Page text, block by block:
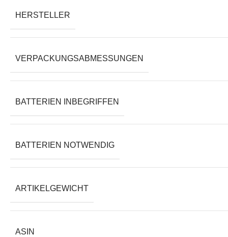
HERSTELLER
VERPACKUNGSABMESSUNGEN
BATTERIEN INBEGRIFFEN
BATTERIEN NOTWENDIG
ARTIKELGEWICHT
ASIN